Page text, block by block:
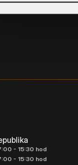
- 15:30 hod
- 15:30 hod